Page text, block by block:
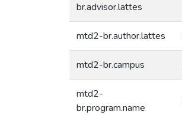
br.advisor.lattes
mtd2-br.author.lattes
mtd2-br.campus
mtd2-
br.program.name